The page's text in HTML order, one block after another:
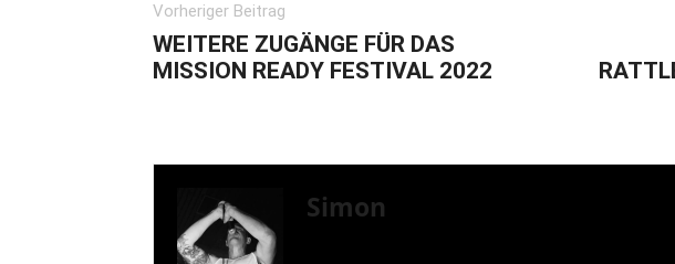
Vorheriger Beitrag
WEITERE ZUGÄNGE FÜR DAS
MISSION READY FESTIVAL 2022
Simon